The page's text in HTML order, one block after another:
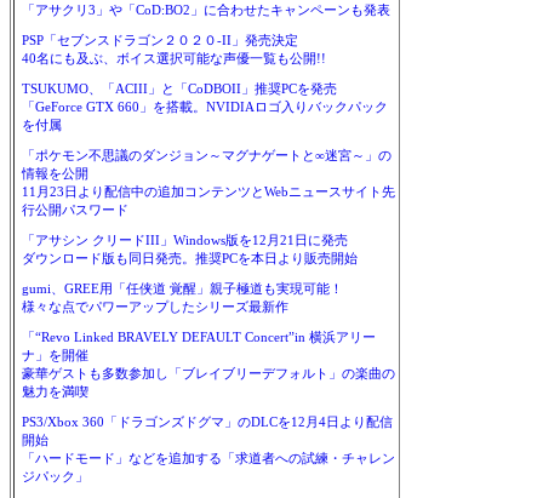
「アサクリ3」や「CoD:BO2」に合わせたキャンペーンも発表
PSP「セブンスドラゴン２０２０-II」発売決定
40名にも及ぶ、ボイス選択可能な声優一覧も公開!!
TSUKUMO、「ACIII」と「CoDBOII」推奨PCを発売
「GeForce GTX 660」を搭載。NVIDIAロゴ入りバックパック
を付属
「ポケモン不思議のダンジョン～マグナゲートと∞迷宮～」の
情報を公開
11月23日より配信中の追加コンテンツとWebニュースサイト先
行公開パスワード
「アサシン クリードIII」Windows版を12月21日に発売
ダウンロード版も同日発売。推奨PCを本日より販売開始
gumi、GREE用「任侠道 覚醒」親子極道も実現可能！
様々な点でパワーアップしたシリーズ最新作
「“Revo Linked BRAVELY DEFAULT Concert”in 横浜アリー
ナ」を開催
豪華ゲストも多数参加し「ブレイブリーデフォルト」の楽曲の
魅力を満喫
PS3/Xbox 360「ドラゴンズドグマ」のDLCを12月4日より配信
開始
「ハードモード」などを追加する「求道者への試練・チャレン
ジパック」